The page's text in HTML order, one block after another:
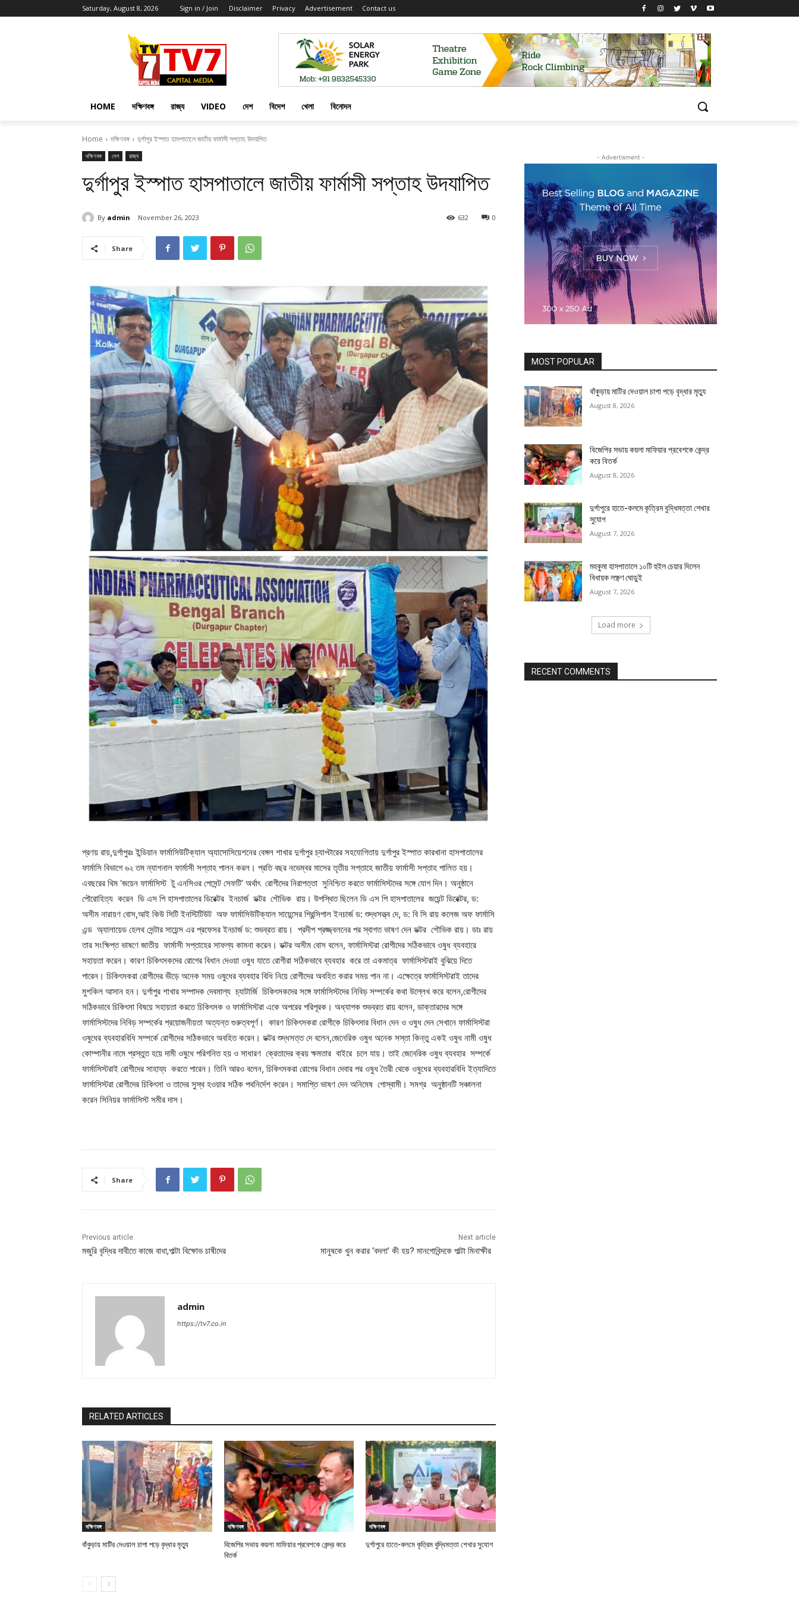
Saturday, August 8, 2026 Sign in / Join Disclaimer Privacy Advertisement Contact us
HOME দক্ষিণবঙ্গ রাজ্য VIDEO দেশ বিদেশ খেলা বিনোদন
Home দক্ষিণবঙ্গ দুর্গাপুর ইস্পাত হাসপাতালে জাতীয় ফার্মাসী সপ্তাহ উদযাপিত
দক্ষিণবঙ্গ দেশ রাজ্য
দুর্গাপুর ইস্পাত হাসপাতালে জাতীয় ফার্মাসী সপ্তাহ উদযাপিত
By admin November 26, 2023 0
632
Share
প্রণয় রায়,দুর্গাপুরঃ ইন্ডিয়ান ফার্মাসিউটিক্যাল অ্যাসোসিয়েশনের বেঙ্গল শাখার দুর্গাপুর চ্যাপ্টারের সহযোগিতায় দুর্গাপুর ইস্পাত কারখানা হাসপাতালের
ফার্মাসি বিভাগে ৬২ তম ন্যাশনাল ফার্মাসী সপ্তাহ পালন করল। প্রতি বছর নভেম্বর মাসের তৃতীয় সপ্তাহে জাতীয় ফার্মাসী সপ্তাহ পালিত হয়।
এবছরের থিম ‘জয়েন ফার্মাসিস্ট টু এনসিওর পেসেন্ট সেফটি’ অর্থাৎ রোগীদের নিরাপত্তা সুনিশ্চিত করতে ফার্মাসিস্টদের সঙ্গে যোগ দিন। অনুষ্ঠানে
পৌরোহিত্য করেন ডি এস পি হাসপাতালের ডিরেক্টর ইনচার্জ ডক্টর শৌভিক রায়। উপস্থিত ছিলেন ডি এস পি হাসপাতালের জয়েন্ট ডিরেক্টর, ড:
অসীম নারায়ণ বোস,আই কিউ সিটি ইনস্টিটিউট অফ ফার্মাসিউটিক্যাল সায়েন্সের প্রিন্সিপাল ইনচার্জ ড: শুদ্ধসত্ত্ব দে, ড: বি সি রায় কলেজ অফ ফার্মাসি
এন্ড অ্যালায়েড হেলথ সেন্টার সায়েন্স এর প্রফেসর ইনচার্জ ড: শুভব্রত রায়। প্রদীপ প্রজ্জ্বলনের পর স্বাগত ভাষণ দেন ডক্টর শৌভিক রায়। ডাঃ রায়
তার সংক্ষিপ্ত ভাষণে জাতীয় ফার্মাসী সপ্তাহের সাফল্য কামনা করেন। ডক্টর অসীম বোস বলেন, ফার্মাসিস্টরা রোগীদের সঠিকভাবে ওষুধ ব্যবহারে
সহায়তা করেন। কারণ চিকিৎসকদের রোগের বিধান দেওয়া ওষুধ যাতে রোগীরা সঠিকভাবে ব্যবহার করে তা একমাত্র ফার্মাসিস্টরাই বুঝিয়ে দিতে
পারেন। চিকিৎসকরা রোগীদের ভীড়ে অনেক সময় ওষুধের ব্যবহার বিধি নিয়ে রোগীদের অবহিত করার সময় পান না। এক্ষেত্রে ফার্মাসিস্টরাই তাদের
মুশকিল আসান হন। দুর্গাপুর শাখার সম্পাদক দেবমাল্য চ্যাটার্জি চিকিৎসকদের সঙ্গে ফার্মাসিস্টদের নিবিড় সম্পর্কের কথা উল্লেখ করে বলেন,রোগীদের
সঠিকভাবে চিকিৎসা বিষয়ে সহায়তা করতে চিকিৎসক ও ফার্মাসিস্টরা একে অপরের পরিপূরক। অধ্যাপক শুভব্রত রায় বলেন, ডাক্তারদের সঙ্গে
ফার্মাসিস্টদের নিবিড় সম্পর্কের প্রয়োজনীয়তা অত্যন্ত গুরুত্বপূর্ণ। কারণ চিকিৎসকরা রোগীকে চিকিৎসার বিধান দেন ও ওষুধ দেন সেখানে ফার্মাসিস্টরা
ওষুধের ব্যবহারবিধি সম্পর্কে রোগীদের সঠিকভাবে অবহিত করেন। ডক্টর শুদ্ধসত্ত দে বলেন,জেনেরিক ওষুধ অনেক সস্তা কিন্তু একই ওষুধ নামী ওষুধ
কোম্পানীর নামে প্রস্তুত হয়ে দামী ওষুধে পরিগনিত হয় ও সাধারণ ক্রেতাদের ক্রয় ক্ষমতার বাইরে চলে যায়। তাই জেনেরিক ওষুধ ব্যবহার সম্পর্কে
ফার্মাসিস্টরাই রোগীদের সাহায্য করতে পারেন। তিনি আরও বলেন, চিকিৎসকরা রোগের বিধান দেবার পর ওষুধ তৈরী থেকে ওষুধের ব্যবহারবিধি ইত্যাদিতে
ফার্মাসিস্টরা রোগীদের চিকিৎসা ও তাদের সুস্থ হওয়ার সঠিক পথনির্দেশ করেন। সমাপ্তি ভাষণ দেন অনিমেষ গোস্বামী। সমগ্র অনুষ্ঠানটি সঞ্চালনা
করেন সিনিয়র ফার্মাসিস্ট সমীর দাস।
Share
Previous article
মজুরি বৃদ্ধির দাবীতে কাজে বাধা,পাল্টা বিক্ষোভ চাষীদের
Next article
মানুষকে খুন করার ‘বদলা’ কী হয়? মানগোবিন্দকে পাল্টা মিনাক্ষীর
admin
https://tv7.co.in
RELATED ARTICLES
দক্ষিণবঙ্গ
বাঁকুড়ায় মাটির দেওয়াল চাপা পড়ে বৃদ্ধার মৃত্যু
দক্ষিণবঙ্গ
বিজেপির সভায় কয়লা মাফিয়ার প্রবেশকে কেন্দ্র করে
বিতর্ক
দক্ষিণবঙ্গ
দুর্গাপুরে হাতে-কলমে কৃত্রিম বুদ্ধিমত্তা শেখার সুযোগ
- Advertisment -
MOST POPULAR
বাঁকুড়ায় মাটির দেওয়াল চাপা পড়ে বৃদ্ধার মৃত্যু
August 8, 2026
বিজেপির সভায় কয়লা মাফিয়ার প্রবেশকে কেন্দ্র
করে বিতর্ক
August 8, 2026
দুর্গাপুরে হাতে-কলমে কৃত্রিম বুদ্ধিমত্তা শেখার
সুযোগ
August 7, 2026
মহকুমা হাসপাতালে ১০টি হুইল চেয়ার দিলেন
বিধায়ক লক্ষ্ণণ ঘোড়ুই
August 7, 2026
Load more
RECENT COMMENTS